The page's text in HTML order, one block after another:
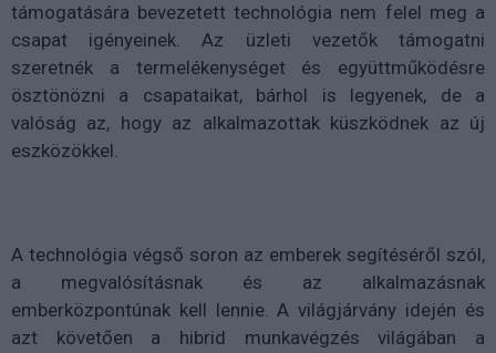
támogatására bevezetett technológia nem felel meg a
csapat igényeinek. Az üzleti vezetők támogatni
szeretnék a termelékenységet és együttműködésre
ösztönözni a csapataikat, bárhol is legyenek, de a
valóság az, hogy az alkalmazottak küszködnek az új
eszközökkel.
A technológia végső soron az emberek segítéséről szól,
a megvalósításnak és az alkalmazásnak
emberközpontúnak kell lennie. A világjárvány idején és
azt követően a hibrid munkavégzés világában a